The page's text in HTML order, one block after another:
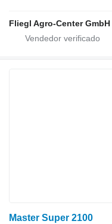
Fliegl Agro-Center GmbH
Master Super 2100